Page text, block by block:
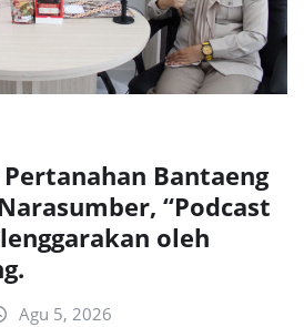
Bantaeng
“Podcast
oleh
Agu 5, 2026